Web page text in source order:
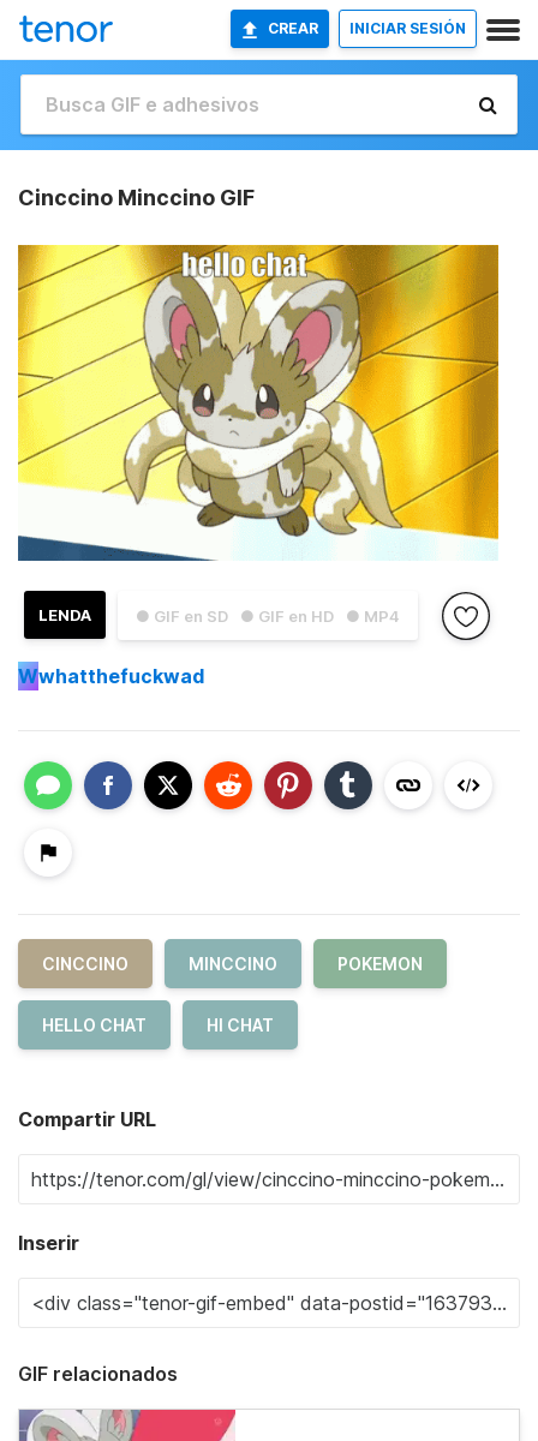
CREAR INICIAR SESIÓN
Cinccino Minccino GIF
● GIF en SD ● GIF en HD ● MP4
LENDA
Wwhatthefuckwad
CINCCINO MINCCINO POKEMON
HELLO CHAT HI CHAT
Compartir URL
Inserir
GIF relacionados